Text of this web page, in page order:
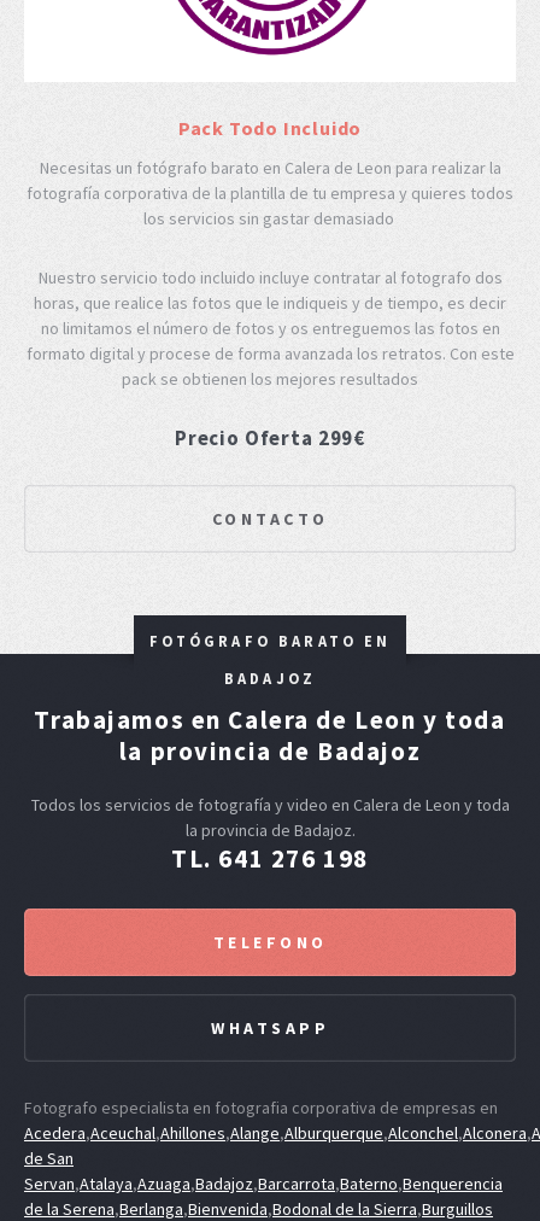
Pack Todo Incluido
Necesitas un fotógrafo barato en Calera de Leon para realizar la
fotografía corporativa de la plantilla de tu empresa y quieres todos
los servicios sin gastar demasiado
Nuestro servicio todo incluido incluye contratar al fotografo dos
horas, que realice las fotos que le indiqueis y de tiempo, es decir
no limitamos el número de fotos y os entreguemos las fotos en
formato digital y procese de forma avanzada los retratos. Con este
pack se obtienen los mejores resultados
Precio Oferta 299€
CONTACTO
FOTÓGRAFO BARATO EN
BADAJOZ
Trabajamos en Calera de Leon y toda
la provincia de Badajoz
Todos los servicios de fotografía y video en Calera de Leon y toda
la provincia de Badajoz.
TL. 641 276 198
TELEFONO
WHATSAPP
Fotografo especialista en fotografia corporativa de empresas en
Acedera,Aceuchal,Ahillones,Alange,Alburquerque,Alconchel,Alconera,
de San
Servan,Atalaya,Azuaga,Badajoz,Barcarrota,Baterno,Benquerencia
de la Serena,Berlanga,Bienvenida,Bodonal de la Sierra,Burguillos